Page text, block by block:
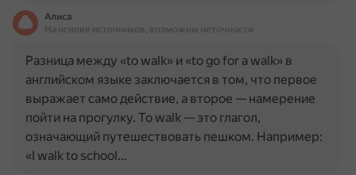
Алиса
На основе источников, возможны неточности
Разница между «to walk» и «to go for a walk» в
английском языке заключается в том, что первое
выражает само действие, а второе — намерение
пойти на прогулку. To walk — это глагол,
означающий путешествовать пешком. Например:
«I walk to school…